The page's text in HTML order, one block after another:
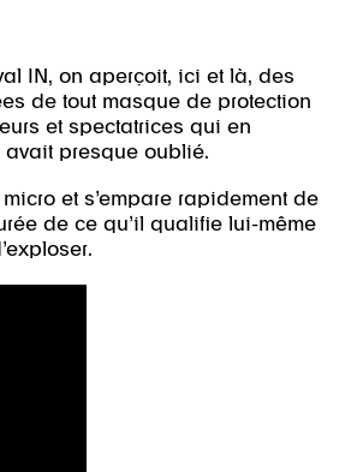
IN, on aperçoit, ici et là, des
de tout masque de protection
et spectatrices qui en
avait presque oublié.
et s’empare rapidement de
de ce qu’il qualifie lui-même